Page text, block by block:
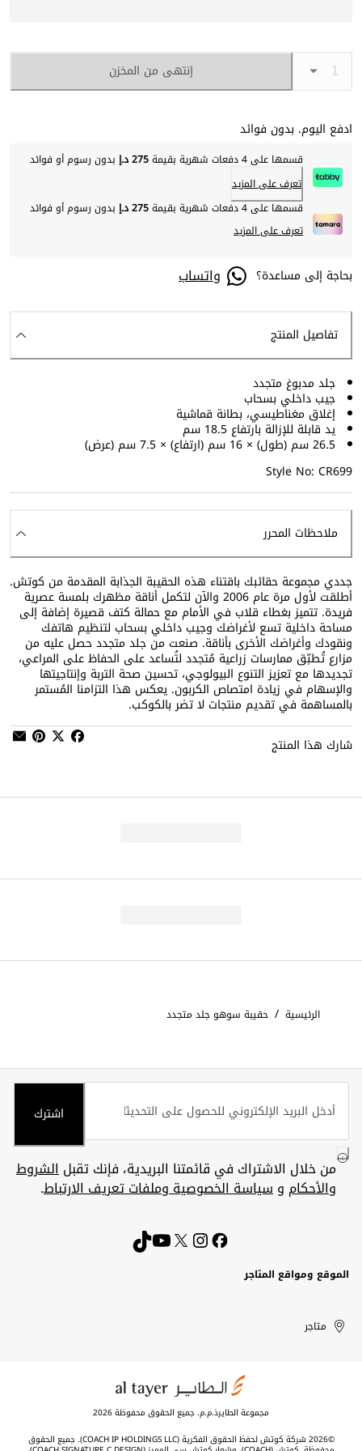
إنتهى من المخزن
ادفع اليوم. بدون فوائد
قسمها على 4 دفعات شهرية بقيمة 275 د.إ
بدون رسوم أو فوائد
تعرف على المزيد
قسمها على 4 دفعات شهرية بقيمة
275 د.إ
بدون رسوم أو فوائد
تعرف على المزيد
بحاجة إلى مساعدة؟ واتساب
تفاصيل المنتج
جلد مدبوغ متجدد
جيب داخلي بسحاب
إغلاق مغناطيسي، بطانة قماشية
يد قابلة للإزالة بارتفاع 18.5 سم
26.5 سم (طول) × 16 سم (ارتفاع) × 7.5 سم (عرض)
Style No: CR699
ملاحظات المحرر
جددي مجموعة حقائبك باقتناء هذه الحقيبة الجذابة المقدمة من كوتش.
أطلقت لأول مرة عام 2006 والآن لتكمل أناقة مظهرك بلمسة عصرية
فريدة. تتميز بغطاء قلاب في الأمام مع حمالة كتف قصيرة إضافة إلى
مساحة داخلية تسع لأغراضك وجيب داخلي بسحاب لتنظيم هاتفك
ونقودك وأغراضك الأخرى بأناقة. صنعت من جلد متجدد حصل عليه من
مزارع تُطبّق ممارسات زراعية مُتجدد لتُساعد على الحفاظ على المراعي،
تجديدها مع تعزيز التنوع البيولوجي، تحسين صحة التربة وإنتاجيتها
والإسهام في زيادة امتصاص الكربون. يعكس هذا التزامنا المُستمر
بالمساهمة في تقديم منتجات لا تضر بالكوكب.
شارك هذا المنتج
الرئيسية / حقيبة سوهو جلد متجدد
اشترك
من خلال الاشتراك في قائمتنا البريدية، فإنك تقبلالشروط
والأحكام وسياسة الخصوصية وملفات تعريف الارتباط.
الموقع ومواقع المتاجر
United
Arab
Kuwait
الإمارات
العربية
الكويت
متاجر
مجموعة الطايرذ.م.م. جميع الحقوق محفوظة 2026
©2026 شركة كوتش لحفظ الحقوق الفكرية (COACH IP HOLDINGS LLC). جميع الحقوق